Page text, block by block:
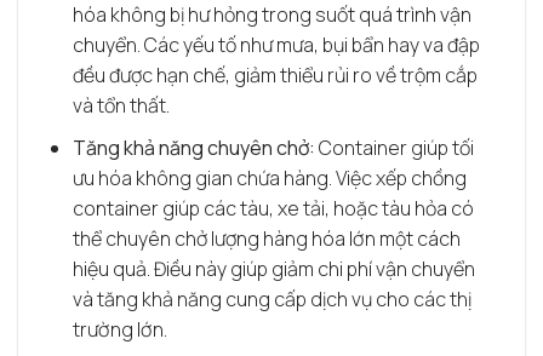
hóa không bị hư hỏng trong suốt quá trình vận
chuyển. Các yếu tố như mưa, bụi bẩn hay va đập
đều được hạn chế, giảm thiểu rủi ro về trộm cắp
và tổn thất.
Tăng khả năng chuyên chở: Container giúp tối
ưu hóa không gian chứa hàng. Việc xếp chồng
container giúp các tàu, xe tải, hoặc tàu hỏa có
thể chuyên chở lượng hàng hóa lớn một cách
hiệu quả. Điều này giúp giảm chi phí vận chuyển
và tăng khả năng cung cấp dịch vụ cho các thị
trường lớn.